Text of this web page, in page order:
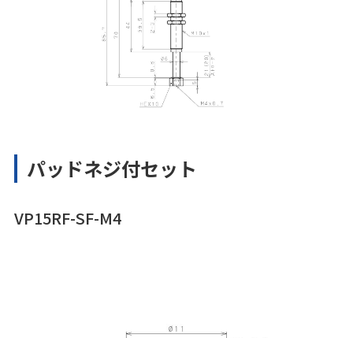
パッドネジ付セット
VP15RF-SF-M4